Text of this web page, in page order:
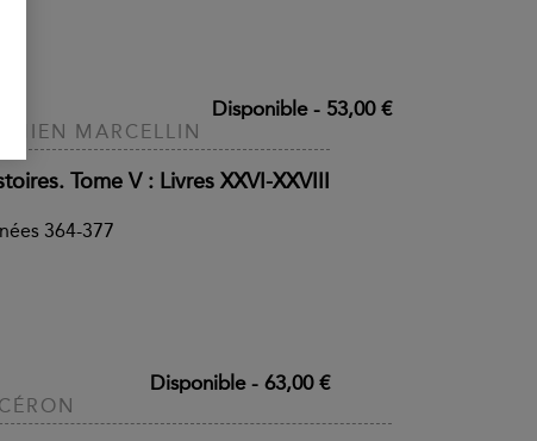
Disponible- 53,00 €
MARCELLIN
Tome V : Livres XXVI-XXVIII
364-377
Disponible- 63,00 €